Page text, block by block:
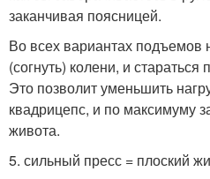
заканчивая поясницей.
Во всех вариантах подъемов
(согнуть) колени, и
Это позволит уменьшить
квадрицепс, и по максимуму
живота.
5. сильный пресс = плоский